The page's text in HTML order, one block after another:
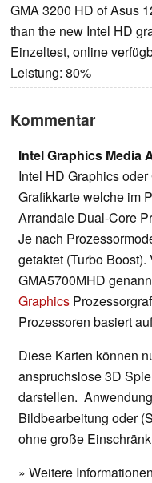
GMA 3200 HD of Asus
than the new Intel HD
Einzeltest, online
Leistung: 80%
Kommentar
Intel Graphics Media
Intel HD Graphics
Grafikkarte welche im
Arrandale Dual-Core
Je nach
getaktet (Turbo
GMA5700MHD
Graphics
Prozessoren basiert
Diese Karten können
anspruchslose 3D
darstellen.
Bildbearbeitung oder
ohne große
» Weitere